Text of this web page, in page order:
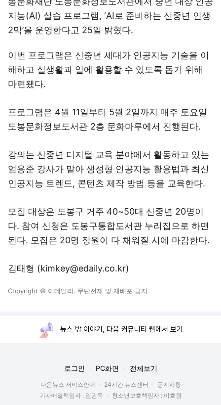
지능(AI) 실습 프로그램, ‘AI로 준비하는 신중년 인생
2막’을 운영한다고 25일 밝혔다.
이번 프로그램은 신중년 세대가 인공지능 기술을 이
해하고 실생활과 일에 활용할 수 있도록 돕기 위해
마련됐다.
프로그램은 4월 11일부터 5월 2일까지 매주 토요일
도봉문화정보도서관 2층 문화마루에서 진행된다.
강의는 신중년 디지털 교육 분야에서 활동하고 있는
엄용준 강사가 맡아 생성형 인공지능 활용법과 최신
인공지능 트렌드, 콘텐츠 제작 방법 등을 교육한다.
모집 대상은 도봉구 거주 40~50대 신중년 20명이
다. 참여 신청은 도봉구통합도서관 누리집으로 하면
된다. 모집은 20명 정원이 다 채워질 시에 마감한다.
김태형 (kimkey@edaily.co.kr)
Copyright © 이데일리. 무단전재 및 재배포 금지.
뉴스 밖 이야기, 다음 커뮤니티 웹에서 보기
로그인 PC화면 전체보기
다음뉴스 서비스안내 24시간 뉴스센터
공지사항
기사배열책임자 : 임광욱
청소년보호책임자 : 이호원